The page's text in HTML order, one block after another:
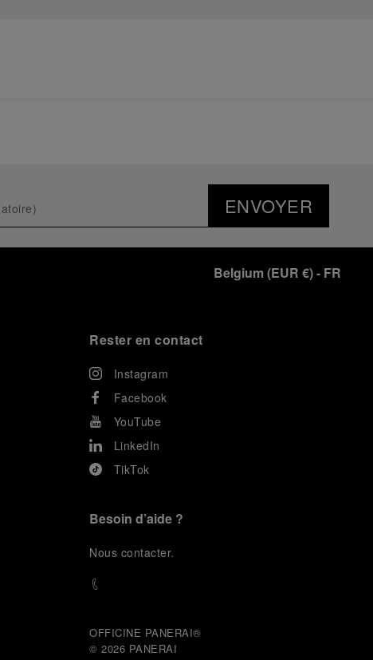
ENVOYER
Belgium (EUR €)- FR
Rester en contact
Instagram
Facebook
YouTube
LinkedIn
TikTok
Besoin d’aide ?
Nous contacter.
OFFICINE PANERAI®
© 2026 PANERAI